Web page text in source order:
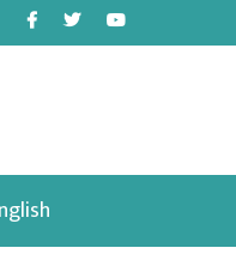
Facebook
TwitterYoutube